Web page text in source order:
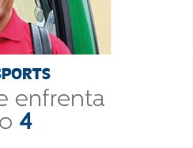
25
Estafa Protección Infantil